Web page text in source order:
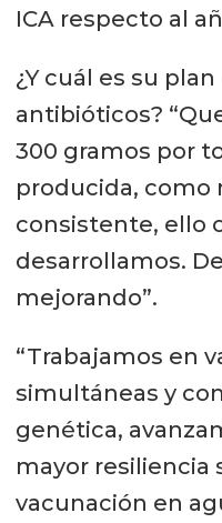
ICA respecto al
¿Y cuál es su
antibióticos?
300 gramos por
producida, como
consistente, ello
desarrollamos.
mejorando”.
“Trabajamos en
simultáneas y
genética,
mayor resiliencia
vacunación en